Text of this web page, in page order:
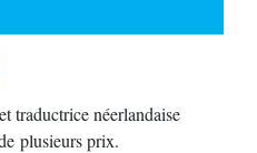
traductrice néerlandaise
plusieurs prix.